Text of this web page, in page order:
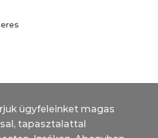
ügyfeleinket magas
tapasztalattal